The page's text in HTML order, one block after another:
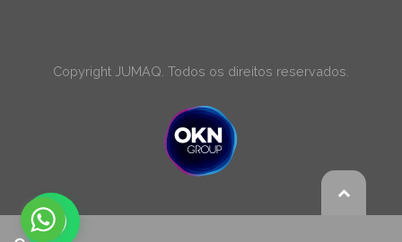
Copyright JUMAQ. Todos os direitos reservados.